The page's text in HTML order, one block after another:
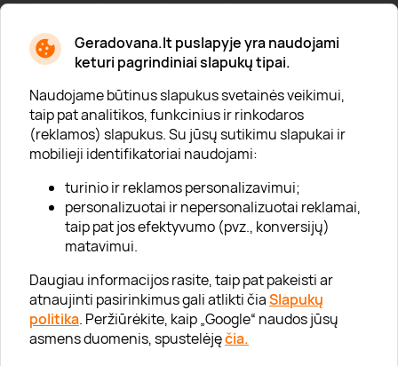
Geradovana.lt puslapyje yra naudojami
keturi pagrindiniai slapukų tipai.
Naudojame būtinus slapukus svetainės veikimui,
taip pat analitikos, funkcinius ir rinkodaros
(reklamos) slapukus. Su jūsų sutikimu slapukai ir
mobilieji identifikatoriai naudojami:
turinio ir reklamos personalizavimui;
personalizuotai ir nepersonalizuotai reklamai,
taip pat jos efektyvumo (pvz., konversijų)
matavimui.
Daugiau informacijos rasite, taip pat pakeisti ar
atnaujinti pasirinkimus gali atlikti čiaSlapukų
politika. Peržiūrėkite, kaip „Google“ naudos jūsų
asmens duomenis, spustelėjęčia.
Apie mus
Apie „Gera Dovana“
Lojalumo klubas
Karjera
Visi partneriai
Kontaktai
Tinklaraštis
Informacija